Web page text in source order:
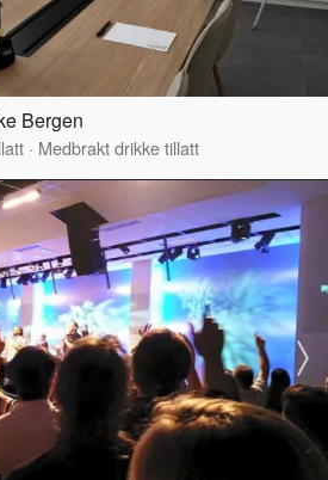
Bergen
· Medbrakt drikke tillatt